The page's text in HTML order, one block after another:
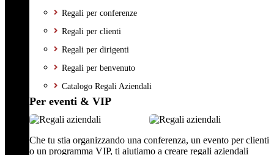
Regali per conferenze
Regali per clienti
Regali per dirigenti
Regali per benvenuto
Catalogo Regali Aziendali
Per eventi & VIP
Che tu stia organizzando una conferenza, un evento per clienti
o un programma VIP, ti aiutiamo a creare regali aziendali